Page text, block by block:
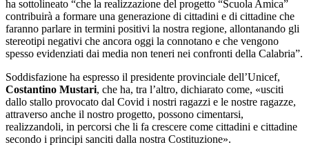
ha sottolineato “che la realizzazione del progetto “Scuola Amica”
contribuirà a formare una generazione di cittadini e di cittadine che
faranno parlare in termini positivi la nostra regione, allontanando gli
stereotipi negativi che ancora oggi la connotano e che vengono
spesso evidenziati dai media non teneri nei confronti della Calabria”.
Soddisfazione ha espresso il presidente provinciale dell’Unicef,
Costantino Mustari, che ha, tra l’altro, dichiarato come, «usciti
dallo stallo provocato dal Covid i nostri ragazzi e le nostre ragazze,
attraverso anche il nostro progetto, possono cimentarsi,
realizzandoli, in percorsi che li fa crescere come cittadini e cittadine
secondo i principi sanciti dalla nostra Costituzione».